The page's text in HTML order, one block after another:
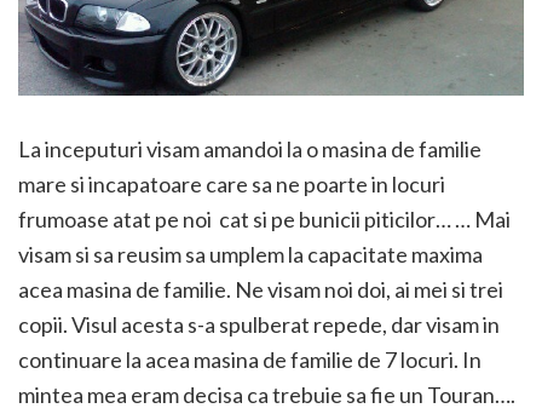
La inceputuri visam amandoi la o masina de familie
mare si incapatoare care sa ne poarte in locuri
frumoase atat pe noi cat si pe bunicii piticilor… … Mai
visam si sa reusim sa umplem la capacitate maxima
acea masina de familie. Ne visam noi doi, ai mei si trei
copii. Visul acesta s-a spulberat repede, dar visam in
continuare la acea masina de familie de 7 locuri. In
mintea mea eram decisa ca trebuie sa fie un Touran….